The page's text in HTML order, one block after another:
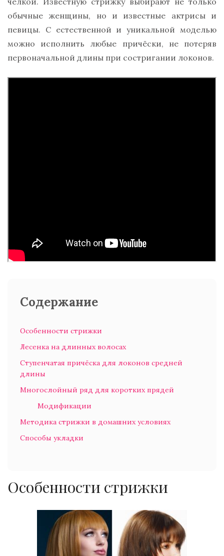
обычные женщины, но и известные актрисы и
певицы. С естественной и уникальной моделью
можно исполнить любые причёски, не потеряв
первоначальной длины при состригании локонов.
Содержание
Особенности стрижки
Лесенка на длинных волосах
Ступенчатая причёска для локонов средней
длины
Многослойный ряд для коротких прядей
Модификации
Методика стрижки в домашних условиях
Способы укладки
Особенности стрижки